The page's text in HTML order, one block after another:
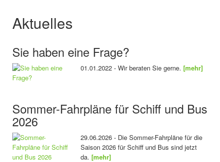
Aktuelles
Sie haben eine Frage?
01.01.2022 - Wir beraten Sie gerne.[mehr]
Sommer-Fahrpläne für Schiff und Bus
2026
29.06.2026 - Die Sommer-Fahrpläne für die
Saison 2026 für Schiff und Bus sind jetzt
da.[mehr]